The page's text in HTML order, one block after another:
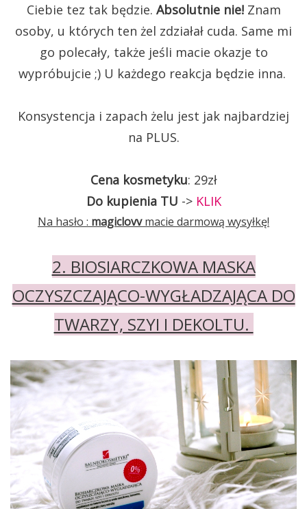
Ciebie tez tak będzie. Absolutnie nie!Znam
osoby, u których ten żel zdziałał cuda. Same mi
go polecały, także jeśli macie okazje to
wypróbujcie ;) U każdego reakcja będzie inna.
Konsystencja i zapach żelu jest jak najbardziej
na PLUS.
Cena kosmetyku: 29zł
Do kupienia TU -> KLIK
Na hasło : magiclovvmacie darmową wysyłkę!
2. BIOSIARCZKOWA MASKA
OCZYSZCZAJĄCO-WYGŁADZAJĄCA DO
TWARZY, SZYI I DEKOLTU.